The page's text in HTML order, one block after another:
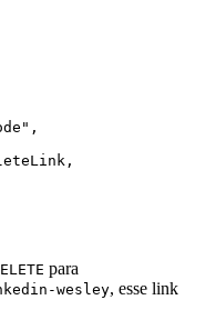
para
wesley, esse link